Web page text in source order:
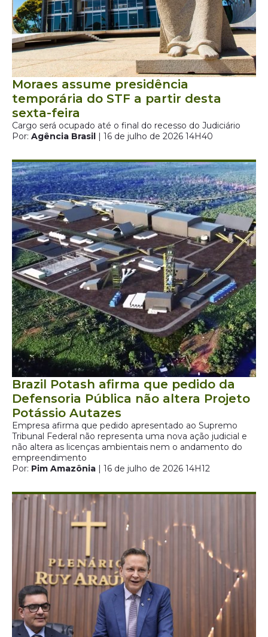
Moraes assume presidência
temporária do STF a partir desta
sexta-feira
Cargo será ocupado até o final do recesso do Judiciário
Por: Agência Brasil | 16 de julho de 2026 14H40
Brazil Potash afirma que pedido da
Defensoria Pública não altera Projeto
Potássio Autazes
Empresa afirma que pedido apresentado ao Supremo
Tribunal Federal não representa uma nova ação judicial e
não altera as licenças ambientais nem o andamento do
empreendimento
Por: Pim Amazônia | 16 de julho de 2026 14H12